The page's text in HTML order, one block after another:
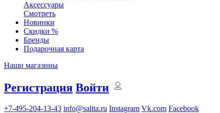
Аксессуары
Смотреть
Новинки
Скидки %
Бренды
Подарочная карта
Наши магазины
Регистрация Войти
+7-495-204-13-43 info@salita.ru Instagram Vk.com Facebook